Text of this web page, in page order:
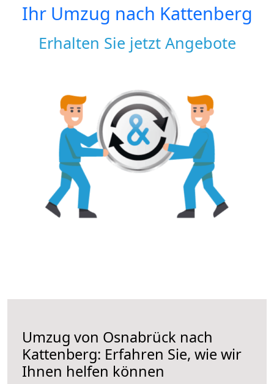
Ihr Umzug nach Kattenberg
Erhalten Sie jetzt Angebote
Umzug von Osnabrück nach
Kattenberg: Erfahren Sie, wie wir
Ihnen helfen können